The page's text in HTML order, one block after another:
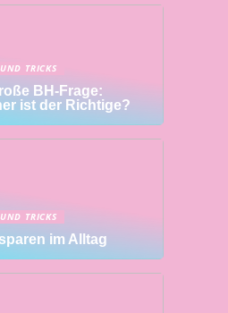
TRICKS
BH-Frage:
ist der Richtige?
TRICKS
im Alltag